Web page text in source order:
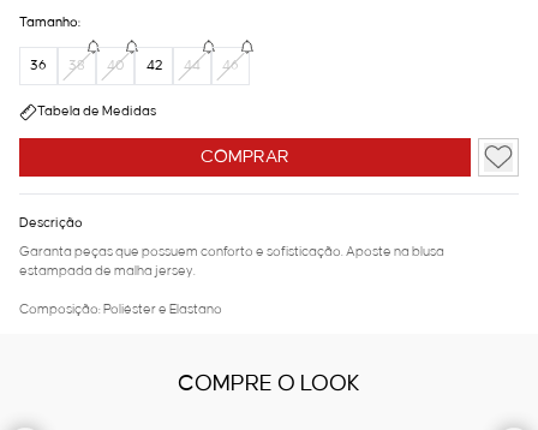
COMPRAR
Tamanho:
36 38 40 42 44 46
Tabela de Medidas
Descrição
Garanta peças que possuem conforto e sofisticação. Aposte na blusa
estampada de malha jersey.
Composição: Poliéster e Elastano
COMPRE O LOOK